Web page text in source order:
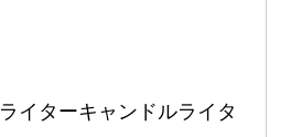
イターキャンドルライタ